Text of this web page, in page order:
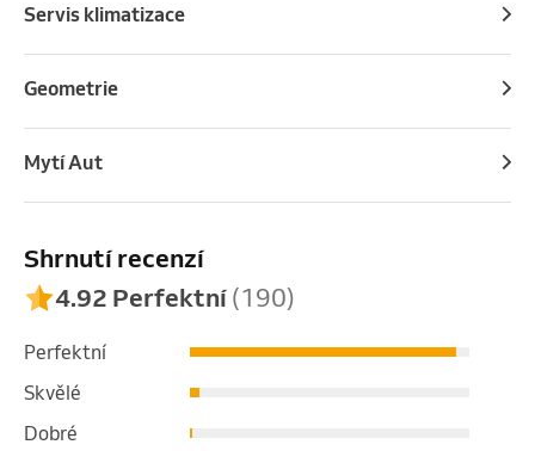
Servis klimatizace
Geometrie
Mytí Aut
Shrnutí recenzí
4.92 Perfektní(190)
Perfektní
Skvělé
Dobré